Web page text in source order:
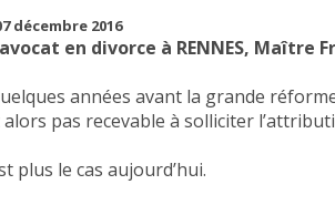
décembre 2016
avocat en divorce à RENNES, Maître
années avant la grande
alors pas recevable à solliciter
plus le cas aujourd’hui.